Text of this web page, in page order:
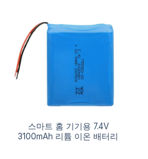
스마트 홈 기기용 7.4V
3100mAh 리튬 이온 배터리